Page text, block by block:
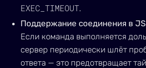
EXEC_TIMEOUT.
Поддержание соединения в
Если команда выполняется
сервер периодически шлёт
ответа — это предотвращает